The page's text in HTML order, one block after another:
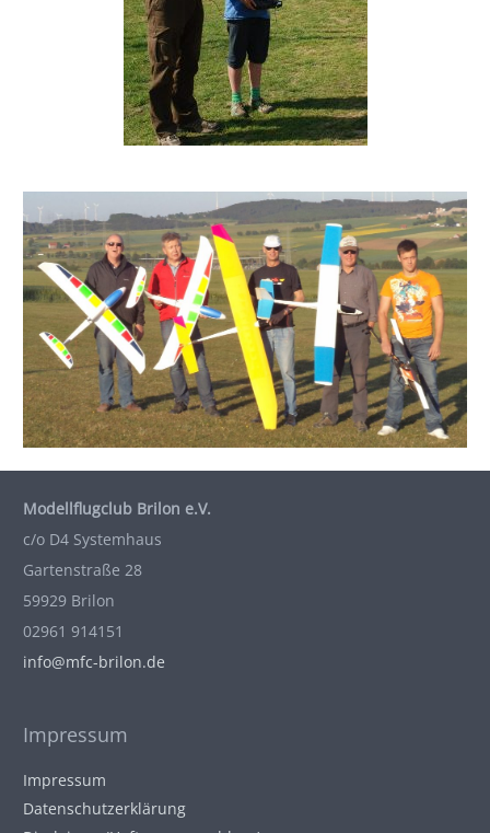
Modellflugclub Brilon e.V.
c/o D4 Systemhaus
Gartenstraße 28
59929 Brilon
02961 914151
info@mfc-brilon.de
Impressum
Impressum
Datenschutzerklärung